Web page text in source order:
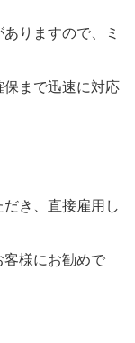
りますので、ミ
保まで迅速に対応
き、直接雇用し
様にお勧めで